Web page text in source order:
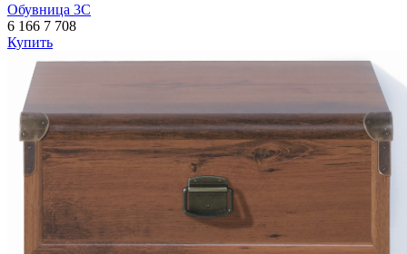
Обувница 3С
6 166 7 708
Купить